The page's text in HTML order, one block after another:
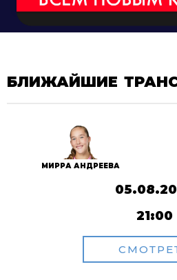
БЛИЖАЙШИЕ
МИРРА АНДРЕЕВА
21:00